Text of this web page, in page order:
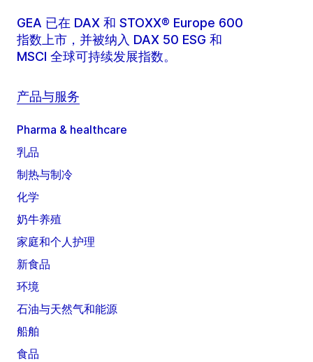
GEA 已在 DAX 和 STOXX® Europe 600
指数上市，并被纳入 DAX 50 ESG 和
MSCI 全球可持续发展指数。
产品与服务
Pharma & healthcare
乳品
制热与制冷
化学
奶牛养殖
家庭和个人护理
新食品
环境
石油与天然气和能源
船舶
食品